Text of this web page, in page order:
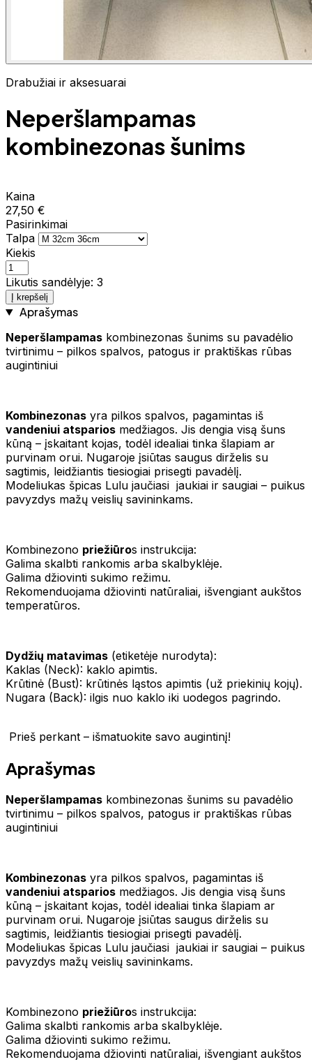
Drabužiai ir aksesuarai
Neperšlampamas
kombinezonas šunims
Kaina
27,50 €
Pasirinkimai
Talpa
Kiekis
Likutis sandėlyje: 3
Į krepšelį
Aprašymas
Neperšlampamas kombinezonas šunims su pavadėlio
tvirtinimu – pilkos spalvos, patogus ir praktiškas rūbas
augintiniui
Kombinezonas yra pilkos spalvos, pagamintas iš
vandeniui atsparios medžiagos. Jis dengia visą šuns
kūną – įskaitant kojas, todėl idealiai tinka šlapiam ar
purvinam orui. Nugaroje įsiūtas saugus dirželis su
sagtimis, leidžiantis tiesiogiai prisegti pavadėlį.
Modeliukas špicas Lulu jaučiasi jaukiai ir saugiai – puikus
pavyzdys mažų veislių savininkams.
Kombinezono priežiūros instrukcija:
Galima skalbti rankomis arba skalbyklėje.
Galima džiovinti sukimo režimu.
Rekomenduojama džiovinti natūraliai, išvengiant aukštos
temperatūros.
Dydžių matavimas (etiketėje nurodyta):
Kaklas (Neck): kaklo apimtis.
Krūtinė (Bust): krūtinės ląstos apimtis (už priekinių kojų).
Nugara (Back): ilgis nuo kaklo iki uodegos pagrindo.
Prieš perkant – išmatuokite savo augintinį!
Aprašymas
Neperšlampamas kombinezonas šunims su pavadėlio
tvirtinimu – pilkos spalvos, patogus ir praktiškas rūbas
augintiniui
Kombinezonas yra pilkos spalvos, pagamintas iš
vandeniui atsparios medžiagos. Jis dengia visą šuns
kūną – įskaitant kojas, todėl idealiai tinka šlapiam ar
purvinam orui. Nugaroje įsiūtas saugus dirželis su
sagtimis, leidžiantis tiesiogiai prisegti pavadėlį.
Modeliukas špicas Lulu jaučiasi jaukiai ir saugiai – puikus
pavyzdys mažų veislių savininkams.
Kombinezono priežiūros instrukcija:
Galima skalbti rankomis arba skalbyklėje.
Galima džiovinti sukimo režimu.
Rekomenduojama džiovinti natūraliai, išvengiant aukštos